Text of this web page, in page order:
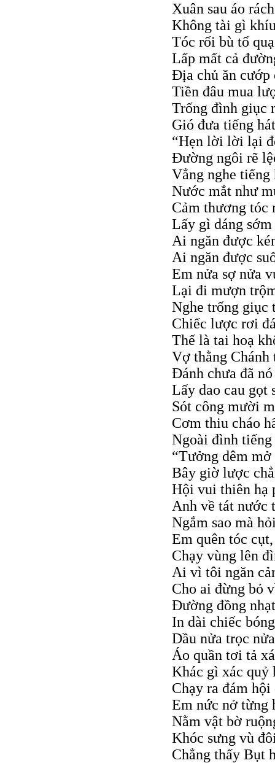
Xuân sau áo
Không tài gì
Tóc rối bù tổ quạ
Lấp mất cả
Địa chủ ăn cướp
Tiền đâu mua
Trống đình giục
Gió đưa tiếng
“Hẹn lời lời lại
Đường ngôi rẽ
Vẳng nghe tiếng
Nước mắt như
Cảm thương tóc
Lấy gì dáng
Ai ngăn được
Ai ngăn được
Em nửa sợ nửa
Lại đi mượn
Nghe trống giục
Chiếc lược rơi
Thế là tai hoạ
Vợ thằng Chánh
Đánh chưa đã
Lấy dao cau gọt
Sót công mười
Cơm thiu cháo
Ngoài đình tiếng
“Tưởng dêm
Bây giờ lược
Hội vui thiên hạ
Anh về tát nước
Ngắm sao mà
Em quên tóc
Chạy vùng lên
Ai vì tôi ngăn
Cho ai đừng bỏ
Đường đồng
In dài chiếc bóng
Dầu nửa trọc
Áo quần tơi tả
Khác gì xác quỷ
Chạy ra đám hội
Em nức nở từng
Nằm vật bờ
Khóc sưng vù
Chẳng thấy Bụt